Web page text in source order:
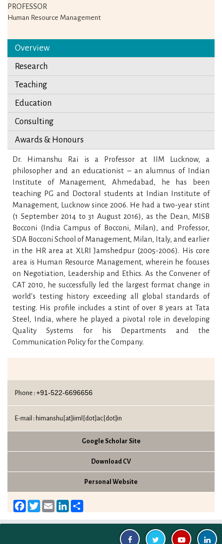
PROFESSOR
Human Resource Management
Overview
Research
Teaching
Education
Consulting
Awards & Honours
Dr. Himanshu Rai is a Professor at IIM Lucknow, a
philosopher and an educationist – an alumnus of Indian
Institute of Management, Ahmedabad, he has been
teaching PG and Doctoral students at Indian Institute of
Management, Lucknow since 2006. He had a two-year stint
(1 September 2014 to 31 August 2016), as the Dean, MISB
Bocconi (India Campus of Bocconi, Milan), and Professor,
SDA Bocconi School of Management, Milan, Italy, and earlier
in the HR area at XLRI Jamshedpur (2005-2006). His core
area is Human Resource Management, wherein he focuses
on Negotiation, Leadership and Ethics. As the Convener of
CAT 2010, he successfully led the largest format change in
world’s testing history exceeding all global standards of
testing. His profile includes a stint of over 8 years at Tata
Steel, India, where he played a pivotal role in developing
Quality Systems for his Departments and the
Communication Policy for the Company.
Phone : +91-522-6696656
E-mail : himanshu[at]iiml[dot]ac[dot]in
Google Scholar Site
Download CV
Personal Website
Facebook
TwitterEmailLinkedIn